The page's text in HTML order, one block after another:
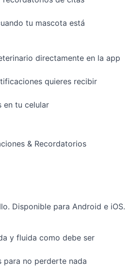
tu mascota está
directamente en la app
quieres recibir
en tu celular
& Recordatorios
Disponible para Android e iOS.
y fluida como debe ser
para no perderte nada